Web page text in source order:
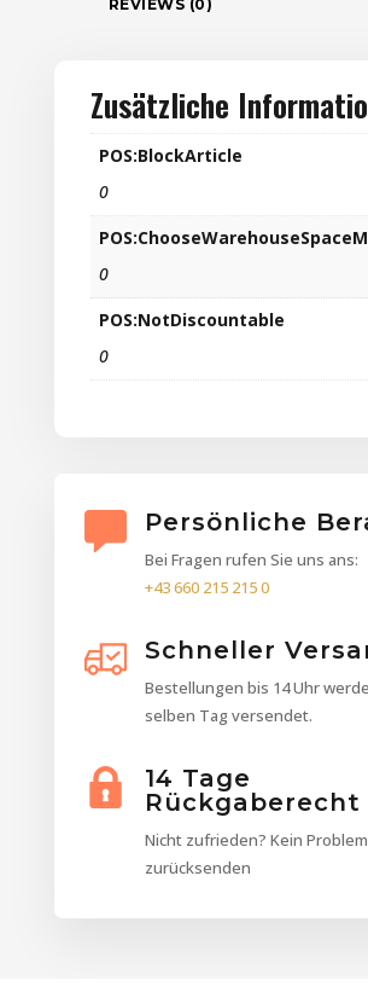
REVIEWS (0)
Zusätzliche
POS:BlockArticle
0
0
POS:NotDiscountable
0
Persönliche
Bei Fragen rufen Sie uns ans:
+43 660 215 215 0
Schneller
Bestellungen bis 14 Uhr
selben Tag versendet.
14 Tage
Rückgaberecht
Nicht zufrieden? Kein
zurücksenden